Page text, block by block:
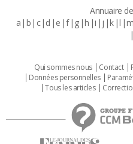
Annuaire
a b c d e f g h i j k l m
Qui sommes nous Contact
Données personnelles
Tous les articles